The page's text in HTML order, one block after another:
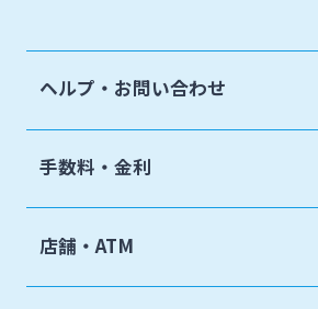
ヘルプ・お問い合わせ
手数料・金利
店舗・ATM